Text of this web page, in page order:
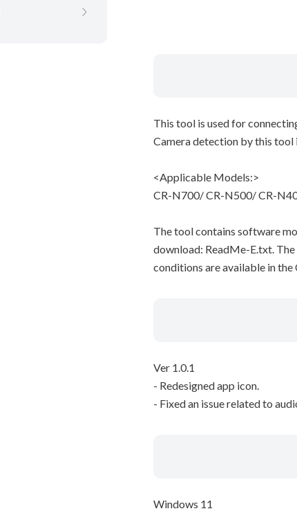
This tool is used for
Camera detection by this tool
<Applicable Models:>
CR-N700/ CR-N500/ CR-
The tool contains software
download: ReadMe-E.txt.
conditions are available in the
Ver 1.0.1
- Redesigned app icon.
- Fixed an issue related to
Windows 11